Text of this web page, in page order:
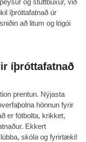
og stuttbuxur, við
íþróttafatnað úr
að litum og lógói
íþróttafatnað
prentun. Nýjasta
hönnun fyrir
er fótbolta, krikket,
Ekkert
skóla og fyrirtæki!